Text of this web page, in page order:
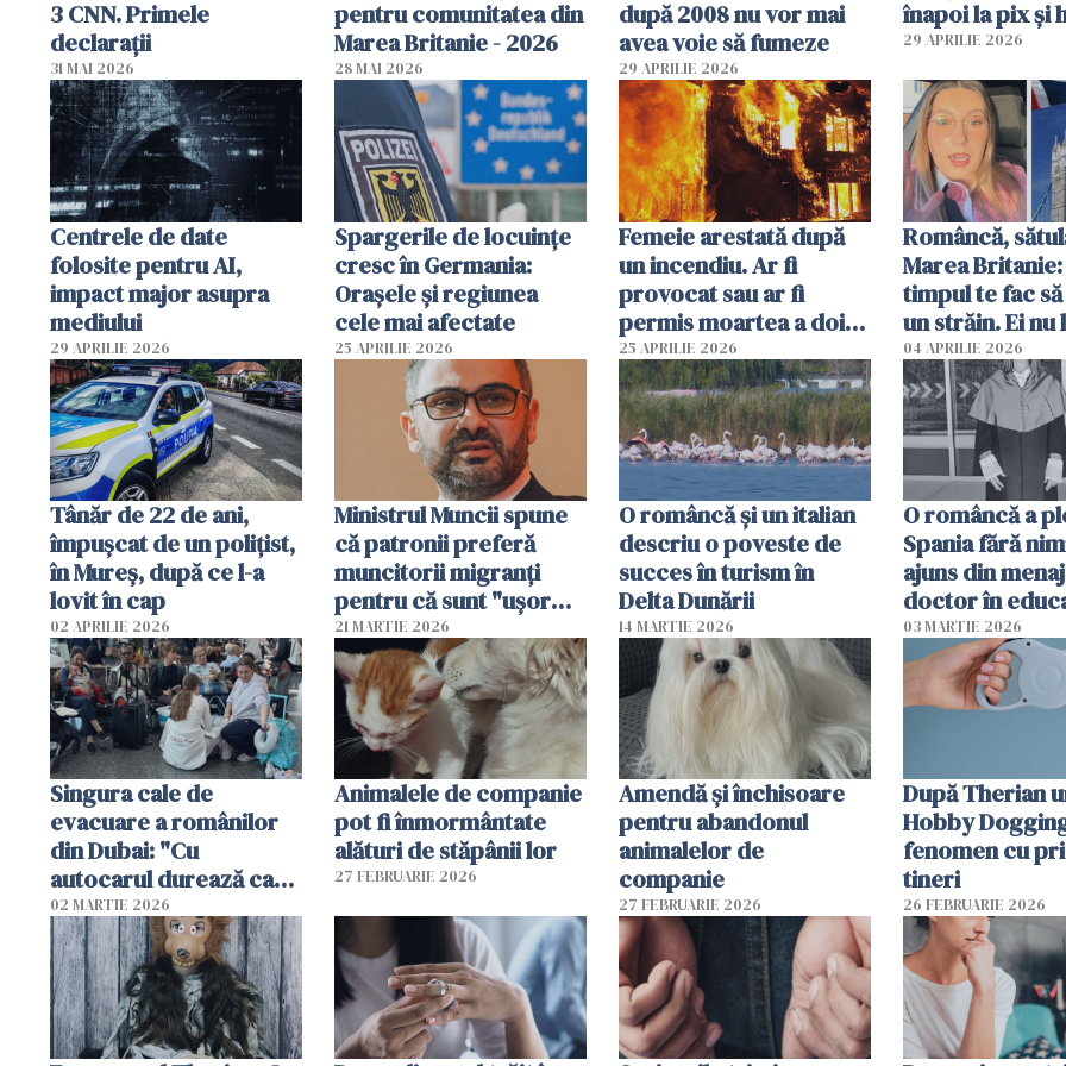
3 CNN. Primele
declarații
31 MAI 2026
pentru comunitatea din
Marea Britanie - 2026
28 MAI 2026
după 2008 nu vor mai
avea voie să fumeze
29 APRILIE 2026
înapoi la pix și
29 APRILIE 2026
Centrele de date
folosite pentru AI,
impact major asupra
mediului
29 APRILIE 2026
Spargerile de locuințe
cresc în Germania:
Orașele și regiunea
cele mai afectate
25 APRILIE 2026
Femeie arestată după
un incendiu. Ar fi
provocat sau ar fi
permis moartea a doi
copii de 1 an și 3 ani
25 APRILIE 2026
Româncă,
Marea
timpul te fac
un străin. Ei nu
ca noi. În
oamenii sunt
04 APRILIE 2026
Tânăr de 22 de ani,
împușcat de un polițist,
în Mureș, după ce l-a
lovit în cap
02 APRILIE 2026
Ministrul Muncii spune
că patronii preferă
muncitorii migranți
pentru că sunt "uşor
dispensabili"
21 MARTIE 2026
O româncă și un italian
descriu o poveste de
succes în turism în
Delta Dunării
14 MARTIE 2026
O româncă a
Spania fără
ajuns din
doctor în
03 MARTIE 2026
Singura cale de
evacuare a românilor
din Dubai: "Cu
autocarul durează cam
două zile"
02 MARTIE 2026
Animalele de companie
pot fi înmormântate
alături de stăpânii lor
27 FEBRUARIE 2026
Amendă și închisoare
pentru abandonul
animalelor de
companie
27 FEBRUARIE 2026
După Therian
Hobby
fenomen cu
tineri
26 FEBRUARIE 2026